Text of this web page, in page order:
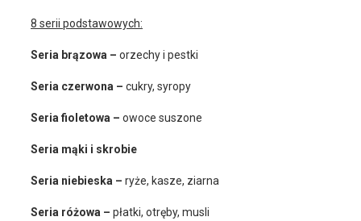
8 serii podstawowych:
Seria brązowa – orzechy i pestki
Seria czerwona – cukry, syropy
Seria fioletowa – owoce suszone
Seria mąki i skrobie
Seria niebieska – ryże, kasze, ziarna
Seria różowa – płatki, otręby, musli